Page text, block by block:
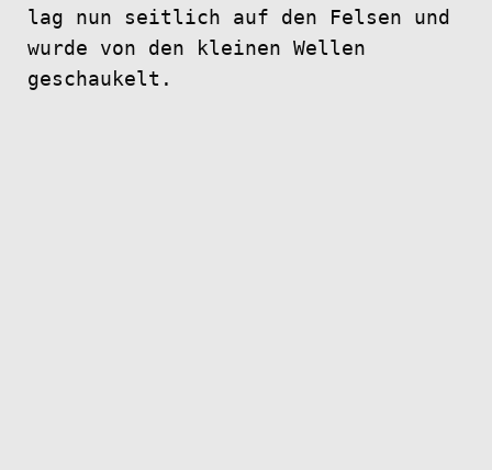
lag nun seitlich auf den Felsen und
wurde von den kleinen Wellen
geschaukelt.